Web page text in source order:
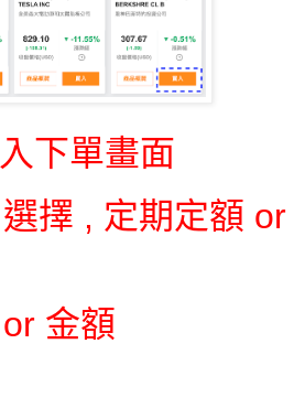
下單畫面
擇 , 定期定額 or
金額